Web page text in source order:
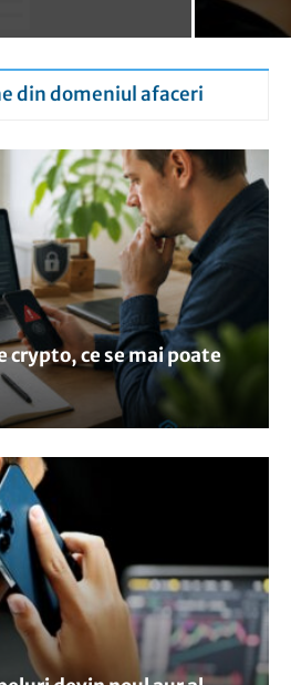
din domeniul afaceri
crypto, ce se mai poate